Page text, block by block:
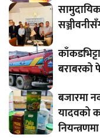
बराबरको
बजारमा
यादवको
नियन्त्रणमा